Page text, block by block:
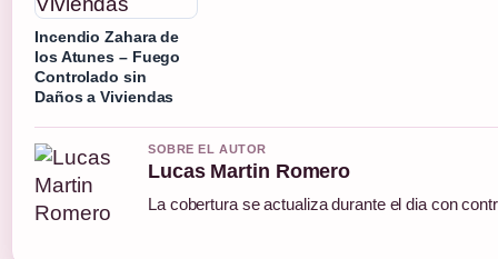
Incendio Zahara de
los Atunes – Fuego
Controlado sin
Daños a Viviendas
SOBRE EL AUTOR
Lucas Martin Romero
La cobertura se actualiza durante el dia con